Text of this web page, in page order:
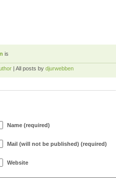
is
| All posts by djurwebben
Name (required)
Mail (will not be published) (required)
Website